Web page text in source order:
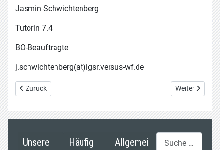
Jasmin Schwichtenberg
Tutorin 7.4
BO-Beauftragte
j.schwichtenberg(at)igsr.versus-wf.de
Vorheriger Beitrag: Stephen Wintering
Zurück Nächster
Weiter
Unsere
Häufig
Allgemei
Suchen